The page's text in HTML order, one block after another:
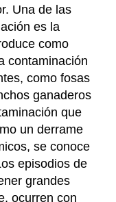
Una de las
es la
como
contaminación
como fosas
ganaderos
que
un derrame
se conoce
episodios de
grandes
ocurren con